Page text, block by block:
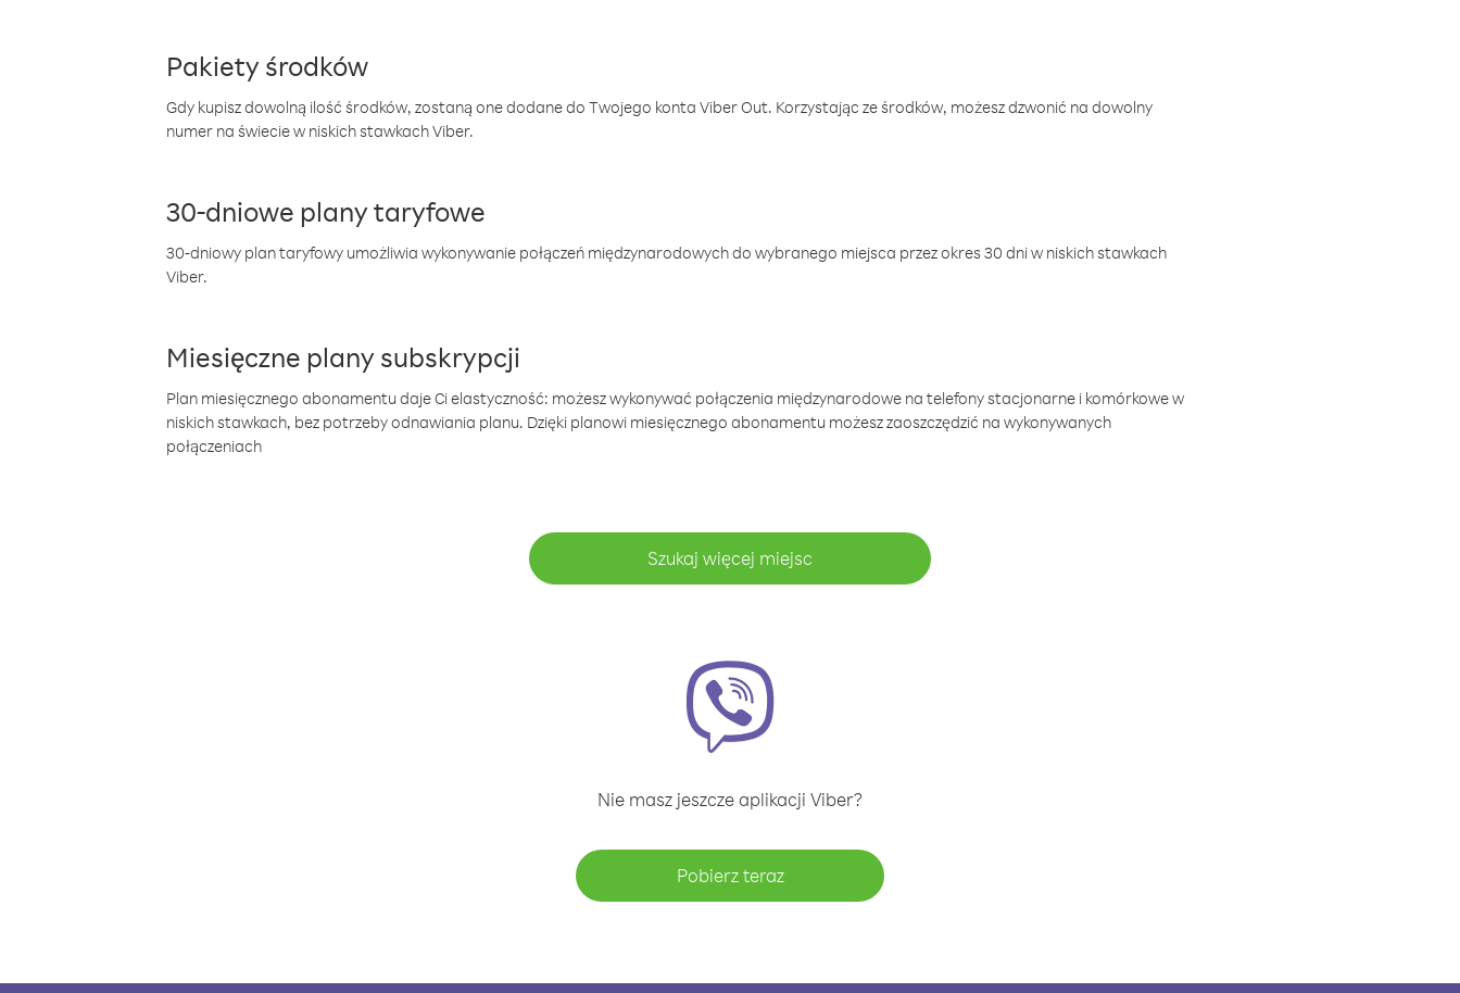
Pakiety środków
Gdy kupisz dowolną ilość środków, zostaną one dodane do Twojego konta Viber Out. Korzystając ze środków, możesz dzwonić na dowolny
numer na świecie w niskich stawkach Viber.
30-dniowe plany taryfowe
30-dniowy plan taryfowy umożliwia wykonywanie połączeń międzynarodowych do wybranego miejsca przez okres 30 dni w niskich stawkach
Viber.
Miesięczne plany subskrypcji
Plan miesięcznego abonamentu daje Ci elastyczność: możesz wykonywać połączenia międzynarodowe na telefony stacjonarne i komórkowe w
niskich stawkach, bez potrzeby odnawiania planu. Dzięki planowi miesięcznego abonamentu możesz zaoszczędzić na wykonywanych
połączeniach
Szukaj więcej miejsc
Nie masz jeszcze aplikacji Viber?
Pobierz teraz